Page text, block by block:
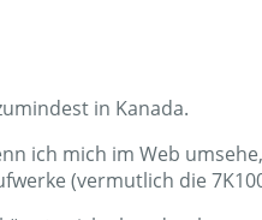
in Kanada.
ich mich im Web
(vermutlich die